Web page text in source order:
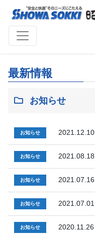
最新情報
お知らせ
お知らせ 2021.12.10
お知らせ 2021.08.18
お知らせ 2021.07.16
お知らせ 2021.07.01
お知らせ 2020.11.26